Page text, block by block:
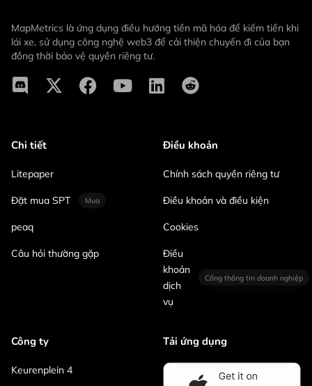
MapMetrics là ứng dụng điều hướng tiền mã hóa để kiếm tiền khi
lái xe, sử dụng công nghệ web3 để cải thiện chuyến đi của bạn
đồng thời bảo vệ quyền riêng tư.
Chi tiết
Litepaper
Đặt mua SPT Mua
peaq
Câu hỏi thường gặp
Điều khoản
Chính sách quyền riêng tư
Điều khoản và điều kiện
Cookies
Điều
khoản
dịch
vụ
Cổng thông tin doanh nghiệp
Công ty
Keurenplein 4
Tải ứng dụng